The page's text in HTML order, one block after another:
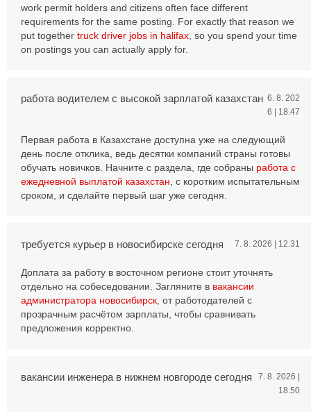
work permit holders and citizens often face different
requirements for the same posting. For exactly that reason we
put together truck driver jobs in halifax , so you spend your time
on postings you can actually apply for.
работа водителем с высокой зарплатой казахстан 6. 8. 202
6 | 18.47
Первая работа в Казахстане доступна уже на следующий
день после отклика, ведь десятки компаний страны готовы
обучать новичков. Начните с раздела, где собраны работа с
ежедневной выплатой казахстан , с коротким испытательным
сроком, и сделайте первый шаг уже сегодня.
требуется курьер в новосибирске сегодня 7. 8. 2026 | 12.31
Доплата за работу в восточном регионе стоит уточнять
отдельно на собеседовании. Загляните в вакансии
администратора новосибирск , от работодателей с
прозрачным расчётом зарплаты, чтобы сравнивать
предложения корректно.
вакансии инженера в нижнем новгороде сегодня
7. 8. 2026 |
18.50